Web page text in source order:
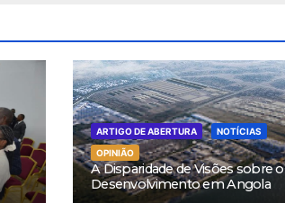
ARTIGO DE ABERTURA
NOTÍCIAS
OPINIÃO
A Disparidade de Visões sobre o
Desenvolvimento em Angola